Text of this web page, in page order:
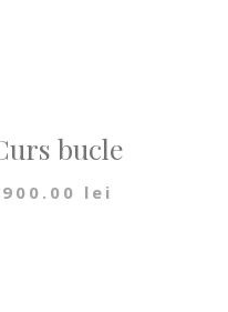
bucle
900.00 lei